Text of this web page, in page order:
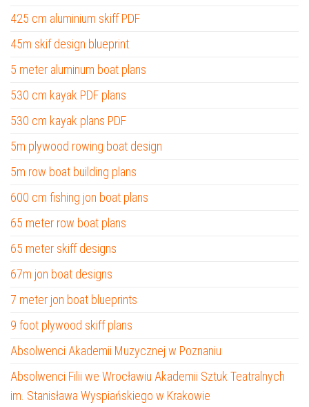
425 cm aluminium skiff PDF
45m skif design blueprint
5 meter aluminum boat plans
530 cm kayak PDF plans
530 cm kayak plans PDF
5m plywood rowing boat design
5m row boat building plans
600 cm fishing jon boat plans
65 meter row boat plans
65 meter skiff designs
67m jon boat designs
7 meter jon boat blueprints
9 foot plywood skiff plans
Absolwenci Akademii Muzycznej w Poznaniu
Absolwenci Filii we Wrocławiu Akademii Sztuk Teatralnych
im. Stanisława Wyspiańskiego w Krakowie